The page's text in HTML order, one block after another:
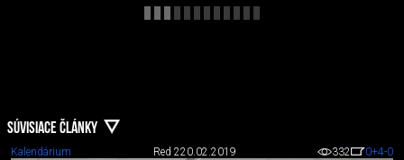
SÚVISIACE ČLÁNKY
Kalendárium Red 220.02.2019 332 0+4-0